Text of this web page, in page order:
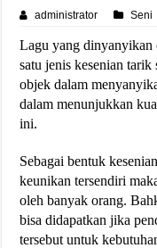
administrator Seni
Lagu yang dinyanyikan
satu jenis kesenian tarik
objek dalam
dalam menunjukkan
ini.
Sebagai bentuk
keunikan tersendiri
oleh banyak orang.
bisa didapatkan jika
tersebut untuk